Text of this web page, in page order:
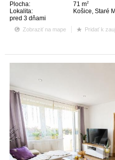
Plocha: 71 m2
Lokalita:
Košice, Staré
pred 3 dňami
Zobraziť na mape Pridať k